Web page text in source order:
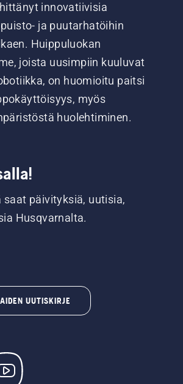
innovatiivisia
ja puutarhatöihin
Huippuluokan
joista uusimpiin kuuluvat
on huomioitu paitsi
myös
huolehtiminen.
saat päivityksiä, uutisia,
Husqvarnalta.
UUTISKIRJE